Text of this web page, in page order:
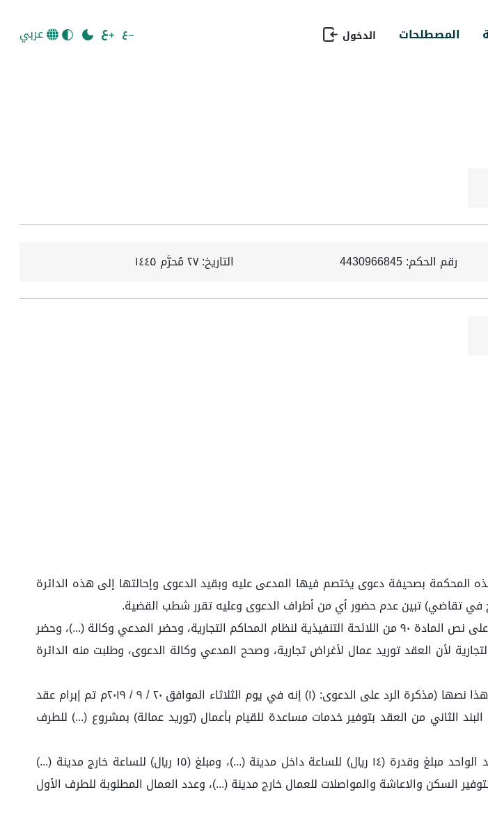
المصطلحات الدخول عربي
رقم الحكم: 4430966845 التاريخ:٢٧ مُحرَّم ١٤٤٥
المحكمة بصحيفة دعوى يختصم فيها المدعى عليه وبقيد الدعوى وإحالتها إلى هذه الدائرة
في تقاضي) تبين عدم حضور أي من أطراف الدعوى وعليه تقرر شطب القضية.
وفي هذه الجلسة بتاريخ ٨ / ١١ / ١٤٤٣ افتتحت الجلسة التحضيرية عبر الاتصال المرئي بناء على نص المادة ٩٠ من اللائحة التنفيذية لنظام المحاكم التجارية، وحضر المدعي وكالة (...)، وحضر
لأن العقد توريد عمال لأغراض تجارية، وصحح المدعي وكالة الدعوى، وطلبت منه الدائرة
وقد ورد للدائرة طلب إيداع مذكرة من وكيل المدعي رقم ٤٣٣٥١٨١١٠بتاريخ ١٠ / ١١ / ١٤٤٣ وهذا نصها (مذكرة الرد على الدعوى: (١) إنه في يوم الثلاثاء الموافق ٢٠ / ٩ / ٢٠١٩م تم إبرام عقد
الثاني من العقد بتوفير خدمات مساعدة للقيام بأعمال (توريد عمالة) بمشروع (...) للطرف
(٢) وتم الاتفاق على أيام العمل (٢٦) يوماً في الشهر، وأن قيمة العقد للعامل مساعد الواحد مبلغ وقدرة (١٤ ريال) للساعة داخل مدينة (...)، ومبلغ (١٥ ريال) للساعة خارج مدينة (...)
– المدعى عليه – بتوفير السكن والاعاشة والمواصلات للعمال خارج مدينة (...)، وعدد العمال المطلوبة للطرف الأول